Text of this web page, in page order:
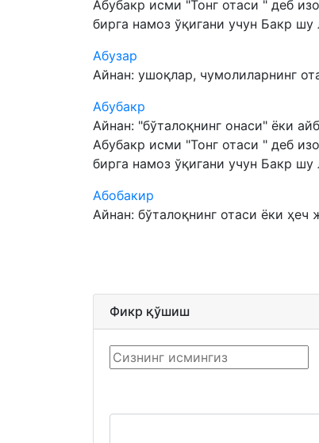
Абубакр исми "Тонг отаси " деб
бирга намоз ўқигани учун Бакр шу
Абузар
Айнан: ушоқлар, чумолиларнинг
Абубакр
Айнан: "бўталоқнинг онаси" ёки
Абубакр исми "Тонг отаси " деб
бирга намоз ўқигани учун Бакр шу
Абобакир
Айнан: бўталоқнинг отаси ёки ҳеч
Фикр қўшиш